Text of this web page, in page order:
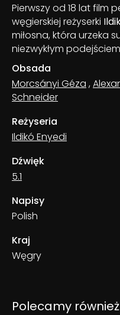
Pierwszy od 18 lat film
węgierskiej reżyserki
miłosna, która urzeka
niezwykłym
Obsada
Morcsányi Géza ,
Schneider
Reżyseria
Ildikó Enyedi
Dźwięk
5.1
Napisy
Polish
Kraj
Węgry
Polecamy również